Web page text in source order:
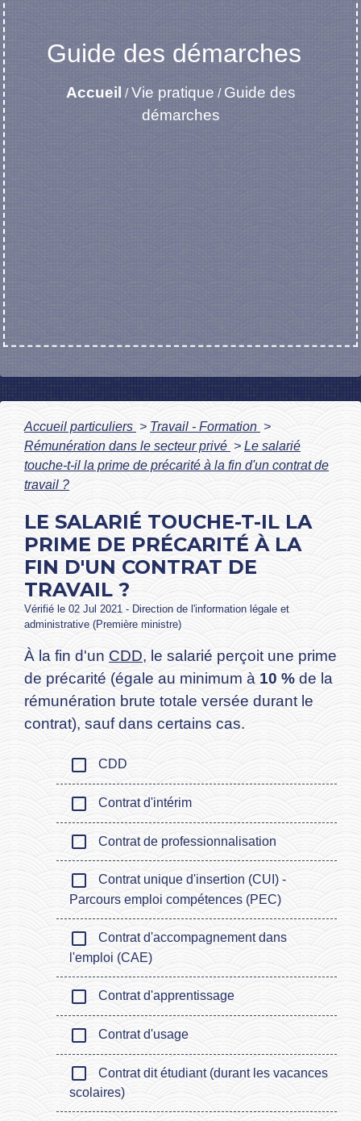
Guide des démarches
Accueil /Vie pratique / Guide des
démarches
Accueil particuliers > Travail - Formation >
Rémunération dans le secteur privé > Le salarié
touche-t-il la prime de précarité à la fin d'un contrat de
travail ?
LE SALARIÉ TOUCHE-T-IL LA
PRIME DE PRÉCARITÉ À LA
FIN D'UN CONTRAT DE
TRAVAIL ?
Vérifié le 02 Jul 2021 - Direction de l'information légale et
administrative (Première ministre)
À la fin d'un CDD, le salarié perçoit une prime
de précarité (égale au minimum à 10 % de la
rémunération brute totale versée durant le
contrat), sauf dans certains cas.
check_box_outline_blank CDD
check_box_outline_blank Contrat d'intérim
check_box_outline_blank Contrat de professionnalisation
check_box_outline_blank
Contrat unique d'insertion (CUI) -
Parcours emploi compétences (PEC)
check_box_outline_blank
Contrat d'accompagnement dans
l'emploi (CAE)
check_box_outline_blank Contrat d'apprentissage
check_box_outline_blank Contrat d'usage
check_box_outline_blank
Contrat dit étudiant (durant les vacances
scolaires)